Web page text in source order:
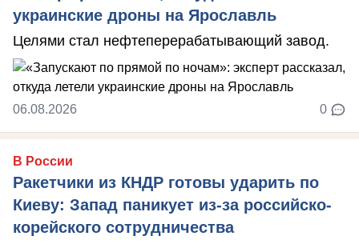
украинские дроны на Ярославль
Целями стал нефтеперерабатывающий завод.
06.08.2026 0
В России
Ракетчики из КНДР готовы ударить по
Киеву: Запад паникует из-за российско-
корейского сотрудничества